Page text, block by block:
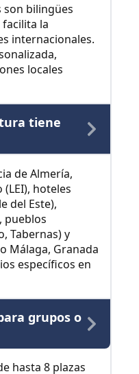
son bilingües
la
internacionales.
locales
tiene
de Almería,
hoteles
del Este),
pueblos
Tabernas) y
Málaga, Granada
específicos en
grupos o
hasta 8 plazas